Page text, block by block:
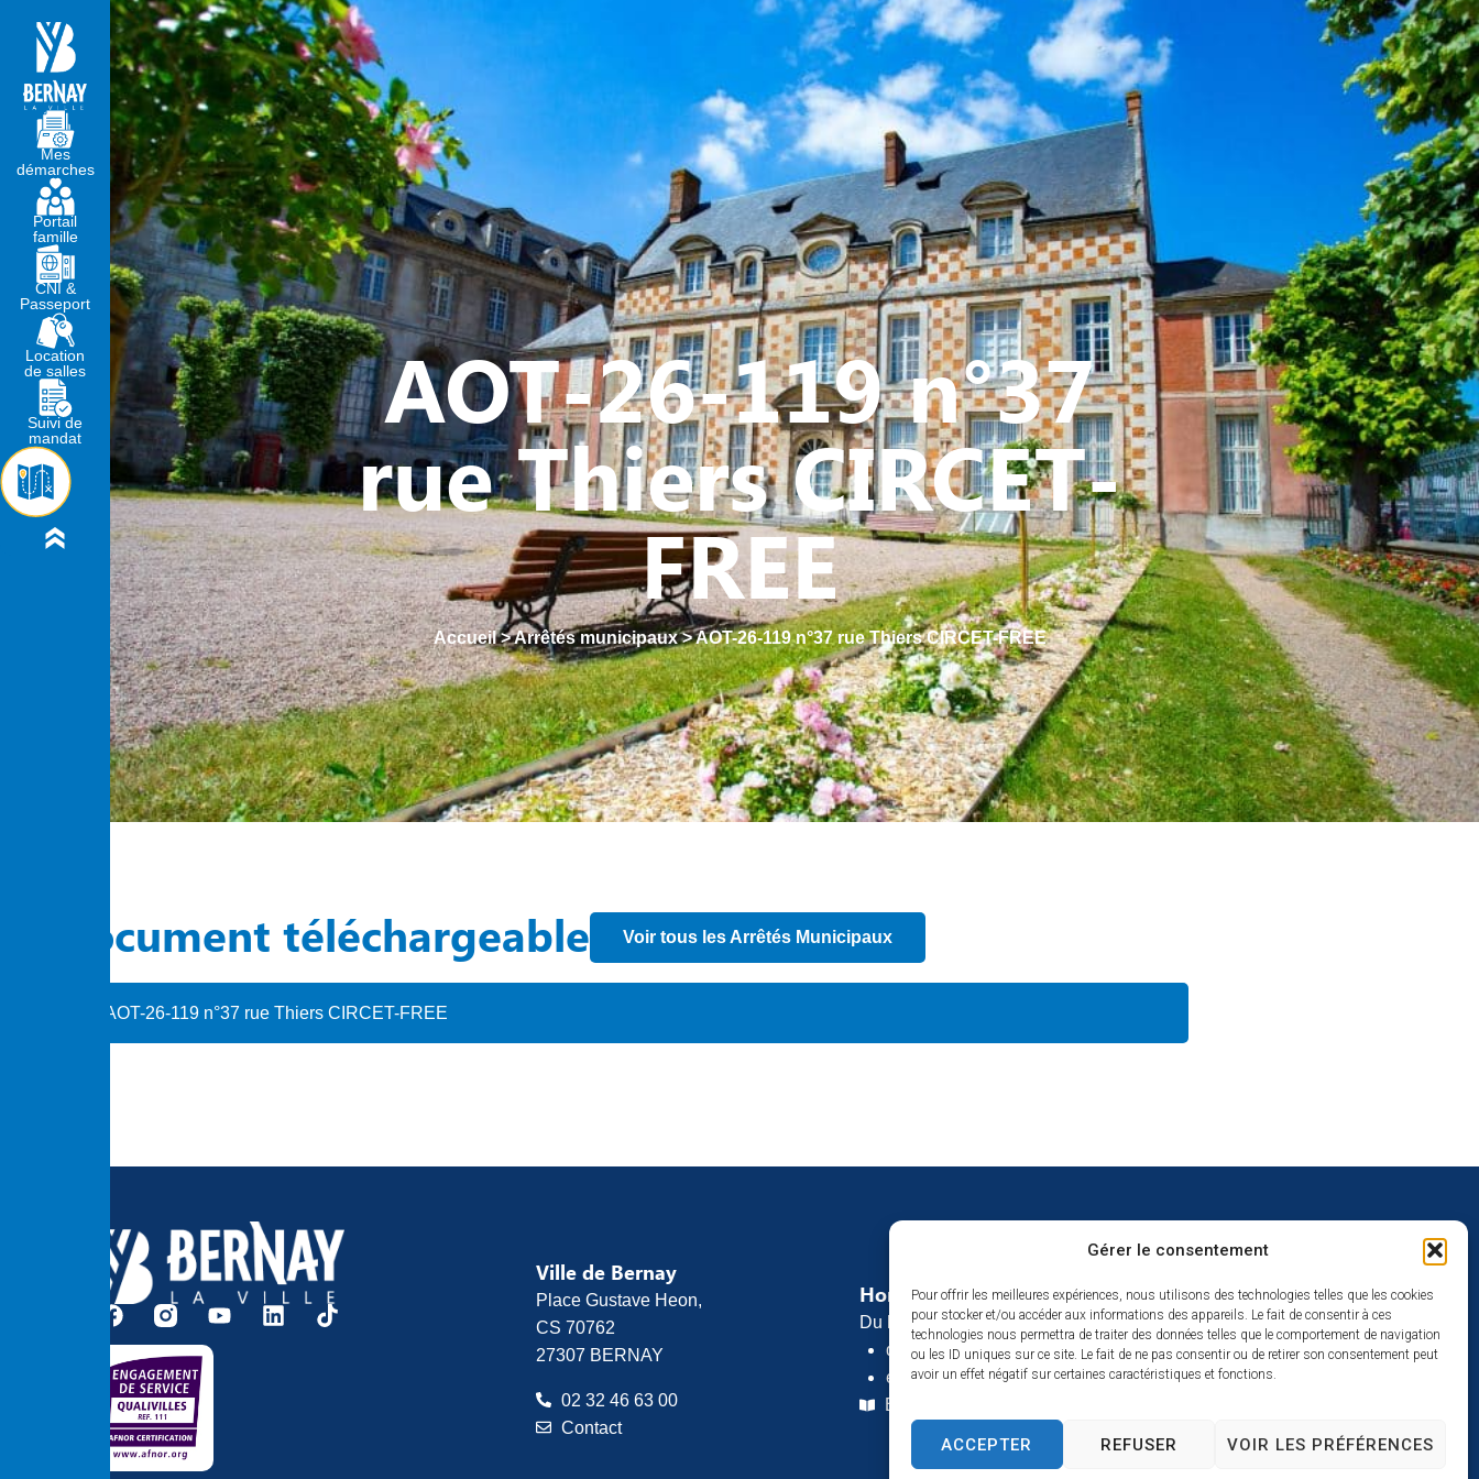
Gérer le consentement
Pour offrir les meilleures expériences, nous utilisons des technologies telles que les cookies
pour stocker et/ou accéder aux informations des appareils. Le fait de consentir à ces
technologies nous permettra de traiter des données telles que le comportement de navigation
ou les ID uniques sur ce site. Le fait de ne pas consentir ou de retirer son consentement peut
avoir un effet négatif sur certaines caractéristiques et fonctions.
ACCEPTER REFUSER VOIR LES PRÉFÉRENCES
MA MAIRIE VIVRE À BERNAY ACTION SOCIALE VIE ASSOCIATIVE - SPORTIVE
AOT-26-119 n°37
rue Thiers CIRCET-
FREE
Accueil>Arrêtés municipaux>AOT-26-119 n°37 rue Thiers CIRCET-FREE
Document téléchargeable Voir tous les Arrêtés Municipaux
AOT-26-119 n°37 rue Thiers CIRCET-FREE
Mes
démarches
Portail
famille
CNI &
Passeport
Location
de salles
Suivi de
mandat
Ville de Bernay
Place Gustave Heon,
CS 70762
27307 BERNAY
02 32 46 63 00
Contact
Horaires d’ouverture
Du lundi au vendredi :
de 8h30 à 12h
et de 13h30 à 17h
Espace presse